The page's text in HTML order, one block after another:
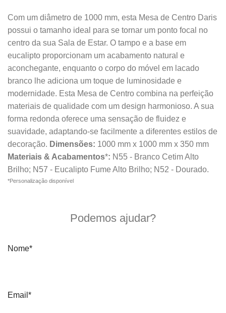
Com um diâmetro de 1000 mm, esta Mesa de Centro Daris
possui o tamanho ideal para se tornar um ponto focal no
centro da sua Sala de Estar. O tampo e a base em
eucalipto proporcionam um acabamento natural e
aconchegante, enquanto o corpo do móvel em lacado
branco lhe adiciona um toque de luminosidade e
modernidade. Esta Mesa de Centro combina na perfeição
materiais de qualidade com um design harmonioso. A sua
forma redonda oferece uma sensação de fluidez e
suavidade, adaptando-se facilmente a diferentes estilos de
decoração. Dimensões: 1000 mm x 1000 mm x 350 mm
Materiais & Acabamentos*: N55 - Branco Cetim Alto
Brilho; N57 - Eucalipto Fume Alto Brilho; N52 - Dourado.
*Personalização disponível
Podemos ajudar?
Nome*
Email*